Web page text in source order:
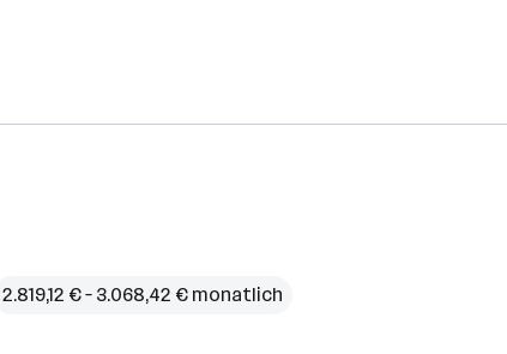
2.819,12 € – 3.068,42 € monatlich